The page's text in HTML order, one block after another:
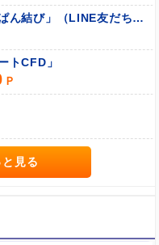
パン専門お取り寄せサイト「ぱん結び」（LINE友だち追加）
トCFD」
見る